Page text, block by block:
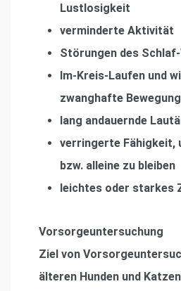
Lustlosigkeit
verminderte Aktivität
Störungen des
Im-Kreis-Laufen und
zwanghafte
lang andauernde
verringerte Fähigkeit,
bzw. alleine zu bleiben
leichtes oder starkes
Vorsorgeuntersuchung
Ziel von
älteren Hunden und